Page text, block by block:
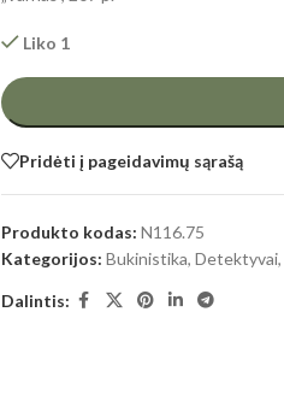
Liko 1
Pridėti į pageidavimų sąrašą
Produkto kodas: N116.75
Kategorijos: Bukinistika, Detektyvai,
Dalintis: